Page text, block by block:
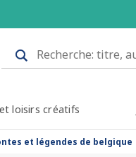
loisirs créatifs
et légendes de belgique